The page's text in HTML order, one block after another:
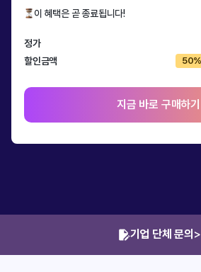
이 혜택은 곧 종료됩니다!
정가
할인금액
지금 바로 구매하기
기업 단체 문의 >